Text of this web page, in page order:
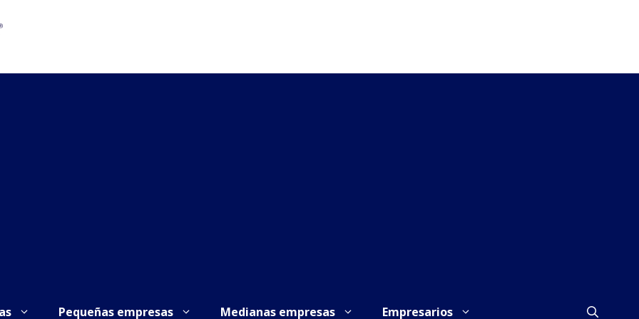
Pequeñas empresas Medianas empresas Empresarios